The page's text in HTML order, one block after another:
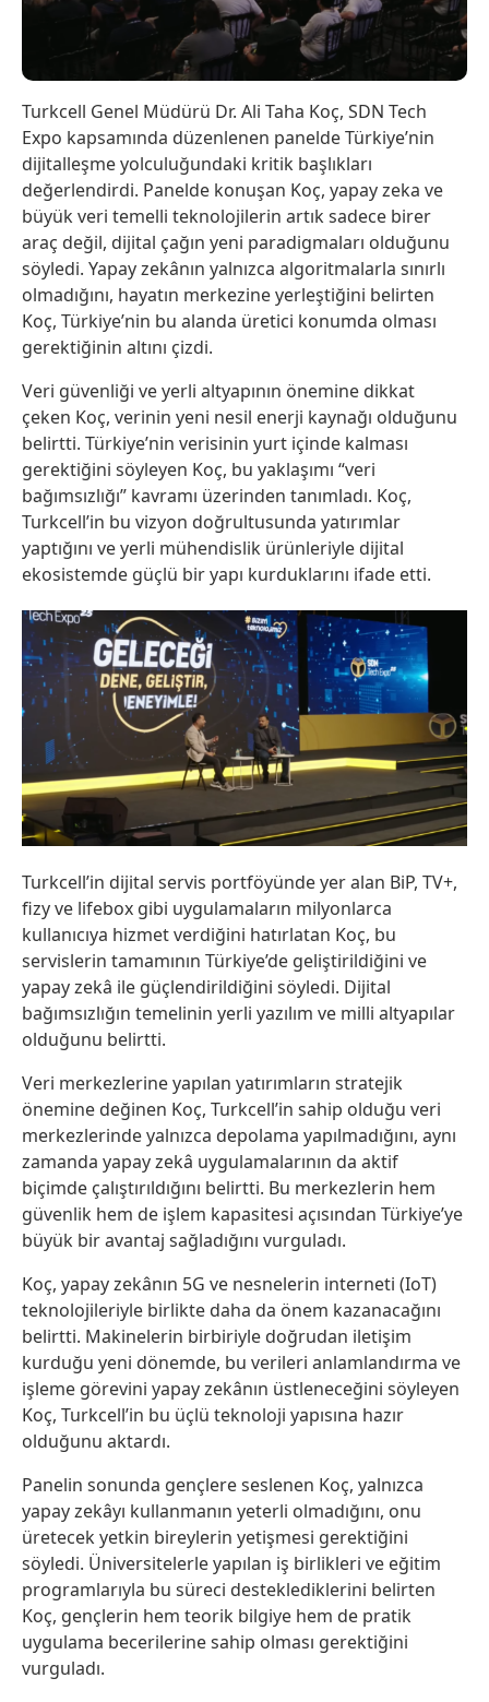
Turkcell Genel Müdürü Dr. Ali Taha Koç, SDN Tech
Expo kapsamında düzenlenen panelde Türkiye’nin
dijitalleşme yolculuğundaki kritik başlıkları
değerlendirdi. Panelde konuşan Koç, yapay zeka ve
büyük veri temelli teknolojilerin artık sadece birer
araç değil, dijital çağın yeni paradigmaları olduğunu
söyledi. Yapay zekânın yalnızca algoritmalarla sınırlı
olmadığını, hayatın merkezine yerleştiğini belirten
Koç, Türkiye’nin bu alanda üretici konumda olması
gerektiğinin altını çizdi.
Veri güvenliği ve yerli altyapının önemine dikkat
çeken Koç, verinin yeni nesil enerji kaynağı olduğunu
belirtti. Türkiye’nin verisinin yurt içinde kalması
gerektiğini söyleyen Koç, bu yaklaşımı “veri
bağımsızlığı” kavramı üzerinden tanımladı. Koç,
Turkcell’in bu vizyon doğrultusunda yatırımlar
yaptığını ve yerli mühendislik ürünleriyle dijital
ekosistemde güçlü bir yapı kurduklarını ifade etti.
Turkcell’in dijital servis portföyünde yer alan BiP, TV+,
fizy ve lifebox gibi uygulamaların milyonlarca
kullanıcıya hizmet verdiğini hatırlatan Koç, bu
servislerin tamamının Türkiye’de geliştirildiğini ve
yapay zekâ ile güçlendirildiğini söyledi. Dijital
bağımsızlığın temelinin yerli yazılım ve milli altyapılar
olduğunu belirtti.
Veri merkezlerine yapılan yatırımların stratejik
önemine değinen Koç, Turkcell’in sahip olduğu veri
merkezlerinde yalnızca depolama yapılmadığını, aynı
zamanda yapay zekâ uygulamalarının da aktif
biçimde çalıştırıldığını belirtti. Bu merkezlerin hem
güvenlik hem de işlem kapasitesi açısından Türkiye’ye
büyük bir avantaj sağladığını vurguladı.
Koç, yapay zekânın 5G ve nesnelerin interneti (IoT)
teknolojileriyle birlikte daha da önem kazanacağını
belirtti. Makinelerin birbiriyle doğrudan iletişim
kurduğu yeni dönemde, bu verileri anlamlandırma ve
işleme görevini yapay zekânın üstleneceğini söyleyen
Koç, Turkcell’in bu üçlü teknoloji yapısına hazır
olduğunu aktardı.
Panelin sonunda gençlere seslenen Koç, yalnızca
yapay zekâyı kullanmanın yeterli olmadığını, onu
üretecek yetkin bireylerin yetişmesi gerektiğini
söyledi. Üniversitelerle yapılan iş birlikleri ve eğitim
programlarıyla bu süreci desteklediklerini belirten
Koç, gençlerin hem teorik bilgiye hem de pratik
uygulama becerilerine sahip olması gerektiğini
vurguladı.